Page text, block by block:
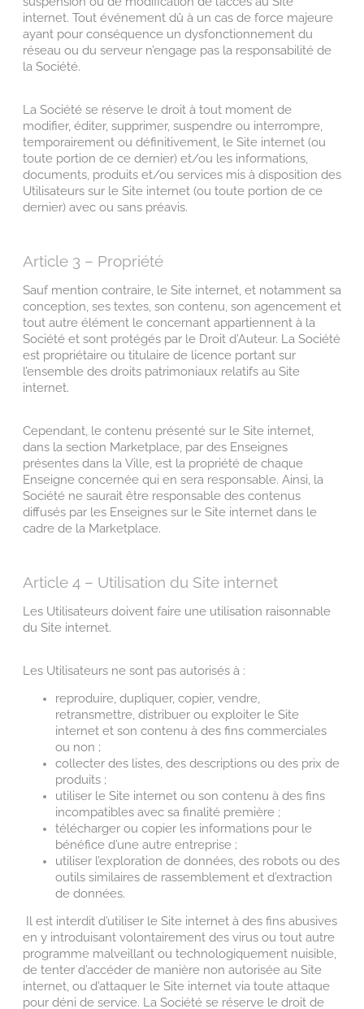
internet. Tout événement dû à un cas de force majeure
ayant pour conséquence un dysfonctionnement du
réseau ou du serveur n’engage pas la responsabilité de
la Société.
La Société se réserve le droit à tout moment de
modifier, éditer, supprimer, suspendre ou interrompre,
temporairement ou définitivement, le Site internet (ou
toute portion de ce dernier) et/ou les informations,
documents, produits et/ou services mis à disposition des
Utilisateurs sur le Site internet (ou toute portion de ce
dernier) avec ou sans préavis.
Article 3 – Propriété
Sauf mention contraire, le Site internet, et notamment sa
conception, ses textes, son contenu, son agencement et
tout autre élément le concernant appartiennent à la
Société et sont protégés par le Droit d’Auteur. La Société
est propriétaire ou titulaire de licence portant sur
l’ensemble des droits patrimoniaux relatifs au Site
internet.
Cependant, le contenu présenté sur le Site internet,
dans la section Marketplace, par des Enseignes
présentes dans la Ville, est la propriété de chaque
Enseigne concernée qui en sera responsable. Ainsi, la
Société ne saurait être responsable des contenus
diffusés par les Enseignes sur le Site internet dans le
cadre de la Marketplace.
Article 4 – Utilisation du Site internet
Les Utilisateurs doivent faire une utilisation raisonnable
du Site internet.
Les Utilisateurs ne sont pas autorisés à :
reproduire, dupliquer, copier, vendre,
retransmettre, distribuer ou exploiter le Site
internet et son contenu à des fins commerciales
ou non ;
collecter des listes, des descriptions ou des prix de
produits ;
utiliser le Site internet ou son contenu à des fins
incompatibles avec sa finalité première ;
télécharger ou copier les informations pour le
bénéfice d’une autre entreprise ;
utiliser l’exploration de données, des robots ou des
outils similaires de rassemblement et d’extraction
de données.
Il est interdit d’utiliser le Site internet à des fins abusives
en y introduisant volontairement des virus ou tout autre
programme malveillant ou technologiquement nuisible,
de tenter d’accéder de manière non autorisée au Site
internet, ou d’attaquer le Site internet via toute attaque
pour déni de service. La Société se réserve le droit de